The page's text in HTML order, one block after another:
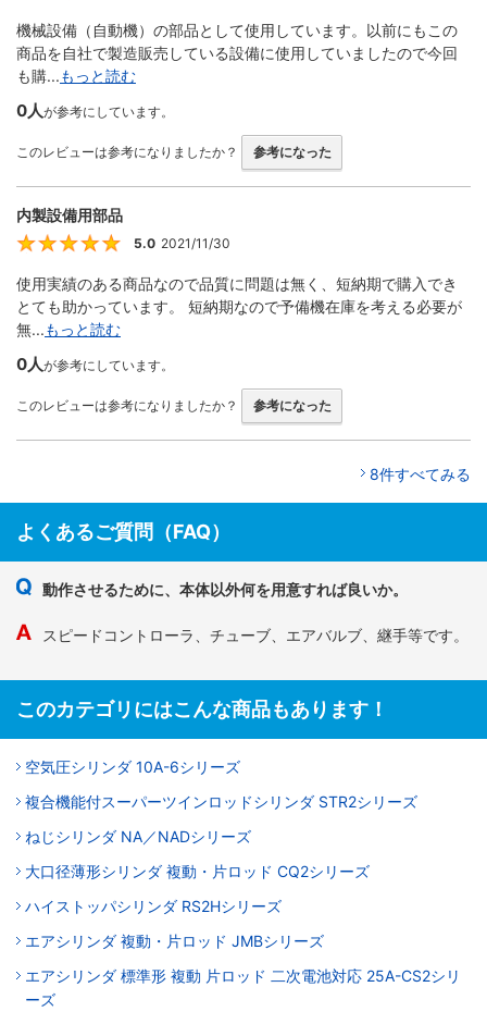
機械設備（自動機）の部品として使用しています。以前にもこの
商品を自社で製造販売している設備に使用していましたので今回
も購...もっと読む
0人が参考にしています。
このレビューは参考になりましたか？ 参考になった
内製設備用部品
5.0 2021/11/30
使用実績のある商品なので品質に問題は無く、短納期で購入でき
とても助かっています。 短納期なので予備機在庫を考える必要が
無...もっと読む
0人が参考にしています。
このレビューは参考になりましたか？ 参考になった
8件すべてみる
よくあるご質問（FAQ）
動作させるために、本体以外何を用意すれば良いか。
スピードコントローラ、チューブ、エアバルブ、継手等です。
このカテゴリにはこんな商品もあります！
空気圧シリンダ 10A-6シリーズ
複合機能付スーパーツインロッドシリンダ STR2シリーズ
ねじシリンダ NA／NADシリーズ
大口径薄形シリンダ 複動・片ロッド CQ2シリーズ
ハイストッパシリンダ RS2Hシリーズ
エアシリンダ 複動・片ロッド JMBシリーズ
エアシリンダ 標準形 複動 片ロッド 二次電池対応 25A-CS2シリ
ーズ